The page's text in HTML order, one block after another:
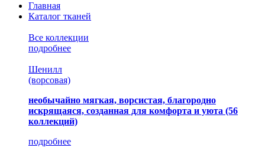
Главная
Каталог тканей
Все коллекции
подробнее
Шенилл
(ворсовая)
необычайно мягкая, ворсистая, благородно
искрящаяся, созданная для комфорта и уюта (56
коллекций)
подробнее